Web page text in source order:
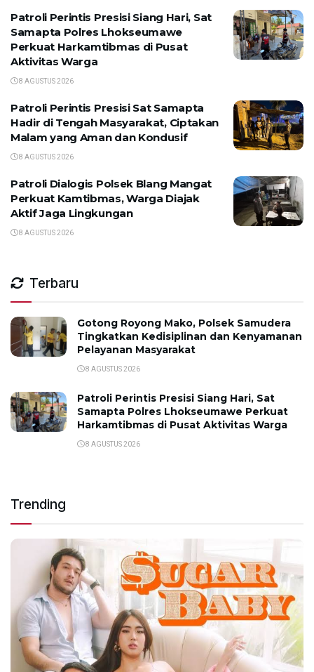
Patroli Perintis Presisi Siang Hari, Sat
Samapta Polres Lhokseumawe
Perkuat Harkamtibmas di Pusat
Aktivitas Warga
8 AGUSTUS 2026
Patroli Perintis Presisi Sat Samapta
Hadir di Tengah Masyarakat, Ciptakan
Malam yang Aman dan Kondusif
8 AGUSTUS 2026
Patroli Dialogis Polsek Blang Mangat
Perkuat Kamtibmas, Warga Diajak
Aktif Jaga Lingkungan
8 AGUSTUS 2026
Terbaru
Gotong Royong Mako, Polsek Samudera
Tingkatkan Kedisiplinan dan Kenyamanan
Pelayanan Masyarakat
8 AGUSTUS 2026
Patroli Perintis Presisi Siang Hari, Sat
Samapta Polres Lhokseumawe Perkuat
Harkamtibmas di Pusat Aktivitas Warga
8 AGUSTUS 2026
Trending